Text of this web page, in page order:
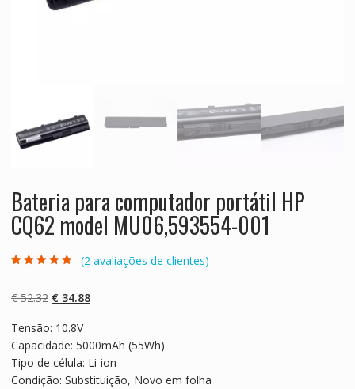
Bateria para computador portátil HP
CQ62 model MU06,593554-001
5 com base
em
clientes
(2 avaliações de clientes)
€52.32 O
original
era:
€ 52.32.
€34.88O
é:
€ 34.88.
Tensão: 10.8V
Capacidade: 5000mAh (55Wh)
Tipo de célula: Li-ion
Condição: Substituição, Novo em folha